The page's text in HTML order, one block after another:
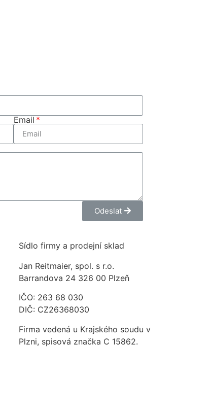
Email
Odeslat
Sídlo firmy a prodejní sklad
Jan Reitmaier, spol. s r.o.
Barrandova 24 326 00 Plzeň
IČO: 263 68 030
DIČ: CZ26368030
Firma vedená u Krajského soudu v
Plzni, spisová značka C 15862.